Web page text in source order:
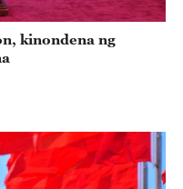
kinondena ng